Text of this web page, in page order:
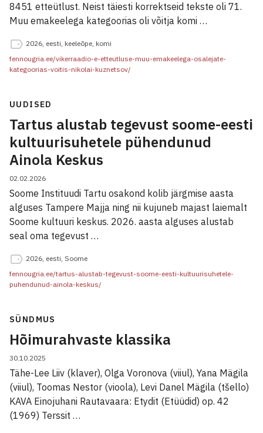
8451 etteütlust. Neist täiesti korrektseid tekste oli 71.
Muu emakeelega kategoorias oli võitja komi …
2026, eesti, keeleõpe, komi
fennougria.ee/vikerraadio-e-etteutluse-muu-emakeelega-osalejate-
kategoorias-voitis-nikolai-kuznetsov/
UUDISED
Tartus alustab tegevust soome-eesti
kultuurisuhetele pühendunud
Ainola Keskus
02.02.2026
Soome Instituudi Tartu osakond kolib järgmise aasta
alguses Tampere Majja ning nii kujuneb majast laiemalt
Soome kultuuri keskus. 2026. aasta alguses alustab
seal oma tegevust …
2026, eesti, Soome
fennougria.ee/tartus-alustab-tegevust-soome-eesti-kultuurisuhetele-
puhendunud-ainola-keskus/
SÜNDMUS
Hõimurahvaste klassika
30.10.2025
Tähe-Lee Liiv (klaver), Olga Voronova (viiul), Yana Mägila
(viiul), Toomas Nestor (vioola), Levi Danel Mägila (tšello)
KAVA Einojuhani Rautavaara: Etydit (Etüüdid) op. 42
(1969) Terssit …